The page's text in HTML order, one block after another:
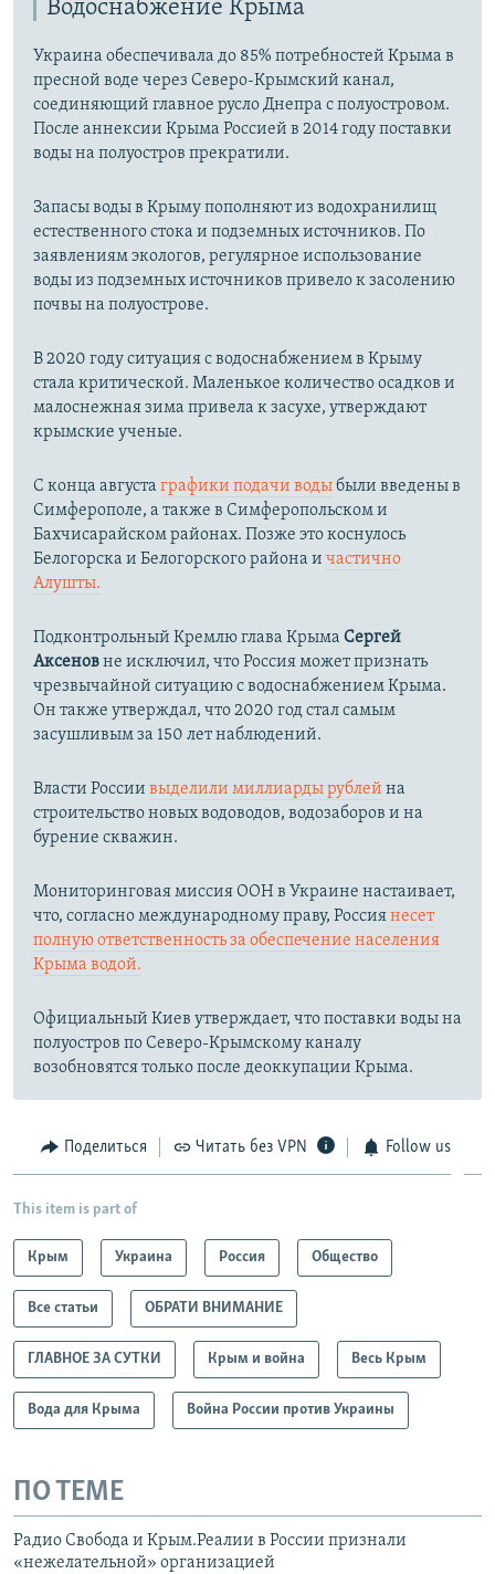
Водоснабжение Крыма
Украина обеспечивала до 85% потребностей Крыма в
пресной воде через Северо-Крымский канал,
соединяющий главное русло Днепра с полуостровом.
После аннексии Крыма Россией в 2014 году поставки
воды на полуостров прекратили.
Запасы воды в Крыму пополняют из водохранилищ
естественного стока и подземных источников. По
заявлениям экологов, регулярное использование
воды из подземных источников привело к засолению
почвы на полуострове.
В 2020 году ситуация с водоснабжением в Крыму
стала критической. Маленькое количество осадков и
малоснежная зима привела к засухе, утверждают
крымские ученые.
С конца августа графики подачи водыбыли введены в
Симферополе, а также в Симферопольском и
Бахчисарайском районах. Позже это коснулось
Белогорска и Белогорского района и частично
Алушты.
Подконтрольный Кремлю глава Крыма Сергей
Аксеновне исключил, что Россия может признать
чрезвычайной ситуацию с водоснабжением Крыма.
Он также утверждал, что 2020 год стал самым
засушливым за 150 лет наблюдений.​
Власти России выделили миллиарды рублей на
строительство новых водоводов, водозаборов и на
бурение скважин.
Мониторинговая миссия ООН в Украине настаивает,
что, согласно международному праву, Россиянесет
полную ответственность за обеспечение населения
Крыма водой.
Официальный Киев утверждает, что поставки воды на
полуостров по Северо-Крымскому каналу
возобновятся только после деоккупации Крыма.
Поделиться Читать без VPN Follow us
This item is part of
Крым Украина Россия Общество
Все статьи ОБРАТИ ВНИМАНИЕ
ГЛАВНОЕ ЗА СУТКИ Крым и война Весь Крым
Вода для Крыма Война России против Украины
ПО ТЕМЕ
Радио Свобода и Крым.Реалии в России признали
«нежелательной» организацией